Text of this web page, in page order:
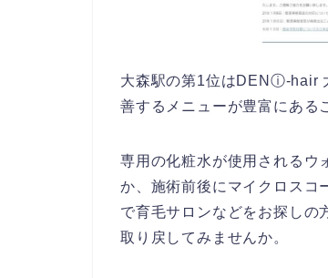
大森駅の第1位はDENⓘ-hair
善するメニューが豊富にある
専用の化粧水が使用されるウ
か、施術前後にマイクロスコ
で育毛サロンなどをお探し
取り戻してみませんか。